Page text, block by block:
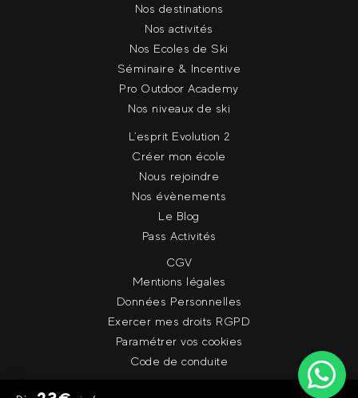
Nos destinations
Nos activités
Nos Ecoles de Ski
Séminaire & Incentive
Pro Outdoor Academy
Nos niveaux de ski
L'esprit Evolution 2
Créer mon école
Nous rejoindre
Nos évènements
Le Blog
Pass Activités
CGV
Mentions légales
Données Personnelles
Exercer mes droits RGPD
Paramétrer vos cookies
Code de conduite